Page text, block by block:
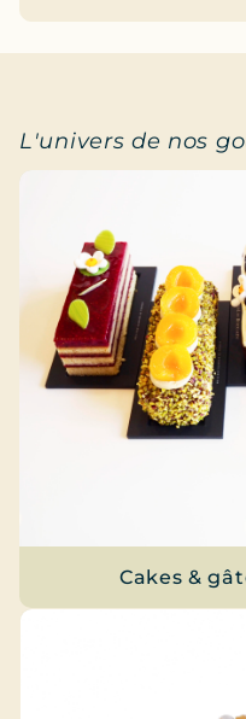
L'univers de nos
Cakes &